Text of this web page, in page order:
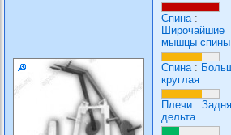
Спина:
Широчайшие
мышцы спины
Спина:
круглая
Плечи :
дельта